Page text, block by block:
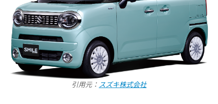
引用元： スズキ株式会社